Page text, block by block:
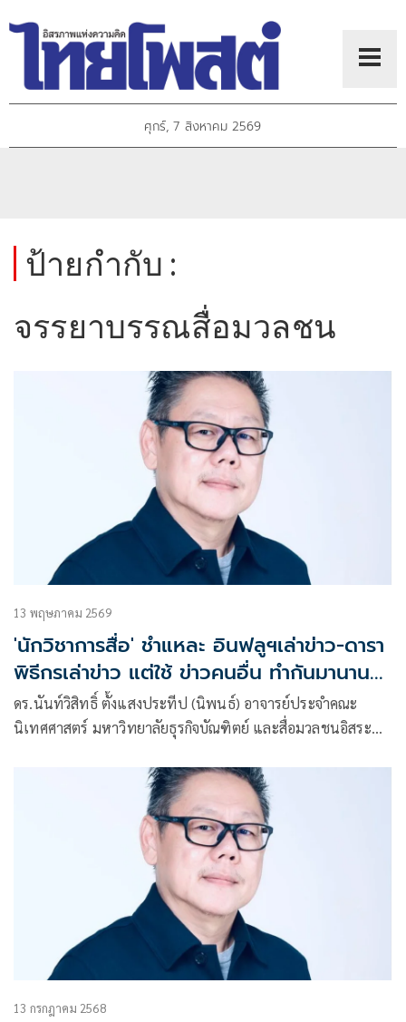
ศุกร์, 7 สิงหาคม 2569
ป้ายกำกับ :
จรรยาบรรณสื่อมวลชน
13 พฤษภาคม 2569
'นักวิชาการสื่อ' ชำแหละ อินฟลูฯเล่าข่าว-ดารา
พิธีกรเล่าข่าว แต่ใช้ ข่าวคนอื่น ทำกันมานาน
แล้ว
ดร.นันท์วิสิทธิ์ ตั้งแสงประทีป (นิพนธ์) อาจารย์ประจำคณะ
นิเทศศาสตร์ มหาวิทยาลัยธุรกิจบัณฑิตย์ และสื่อมวลชนอิสระ
คนอื่นทำกันมานานแล้ว?
13 กรกฎาคม 2568